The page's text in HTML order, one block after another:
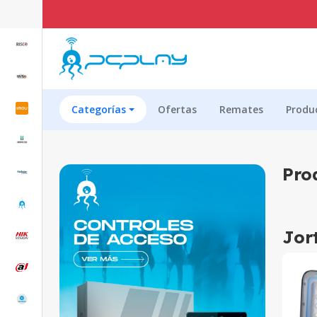
Categorías Ofertas Remates